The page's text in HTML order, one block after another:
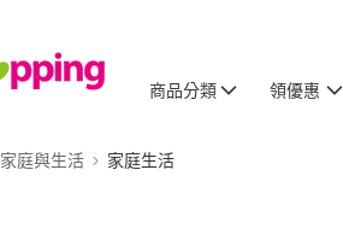
商品分類 領優惠
家庭與生活 家庭生活